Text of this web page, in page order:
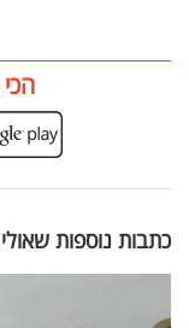
כתבות נוספות שאולי